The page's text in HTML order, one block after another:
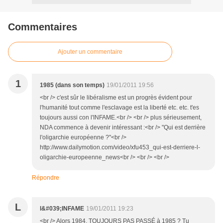
Commentaires
Ajouter un commentaire
1 1985 (dans son temps) 19/01/2011 19:56
<br /> c'est sûr le libéralisme est un progrès évident pour
l'humanité tout comme l'esclavage est la liberté etc. etc. t'es
toujours aussi con l'INFAME.<br /> <br /> plus sérieusement,
NDA commence à devenir intéressant :<br /> "Qui est derrière
l'oligarchie européenne ?"<br />
http://www.dailymotion.com/video/xfu453_qui-est-derriere-l-
oligarchie-europeenne_news<br /> <br /> <br />
Répondre
L l&#039;INFAME 19/01/2011 19:23
<br /> Alors 1984, TOUJOURS PAS PASSÉ à 1985 ? Tu